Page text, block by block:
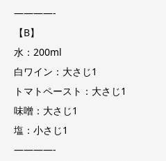
————-
【B】
水：200ml
白ワイン：大さじ1
トマトペースト：大さじ1
味噌：大さじ1
塩：小さじ1
————-